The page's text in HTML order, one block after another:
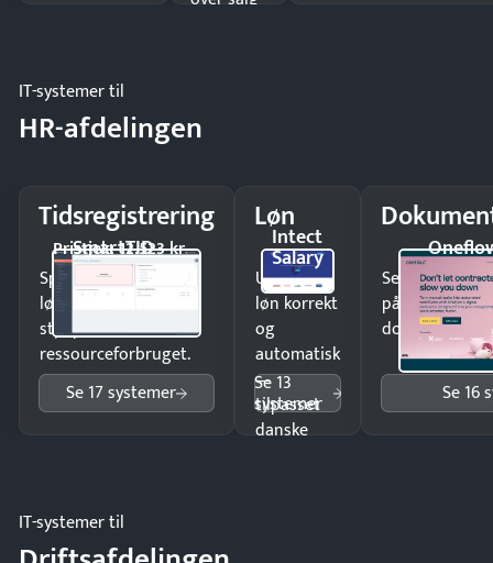
IT-systemer til
HR-afdelingen
Tidsregistrering
SmartTID
Pristjek: 12.523 kr
Spar tid på
lønberegning og få
styr på
ressourceforbruget.
Se 17 systemer
Løn
Intect
Salary
Udbetal
løn korrekt
og
automatisk
—
tilpasset
danske
Se 13
systemer
Send
på minutter
dokumenter.
Se 16
IT-systemer til